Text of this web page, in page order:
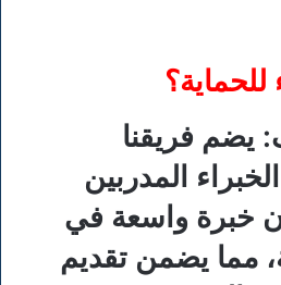
للحماية؟
: يضم فريقنا
المدربين
خبرة واسعة في
مما يضمن تقديم